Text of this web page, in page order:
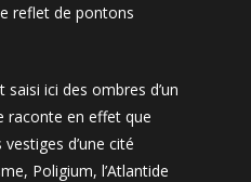
reflet de pontons
ici des ombres d’un
raconte en effet que
d’une cité
Poligium, l’Atlantide